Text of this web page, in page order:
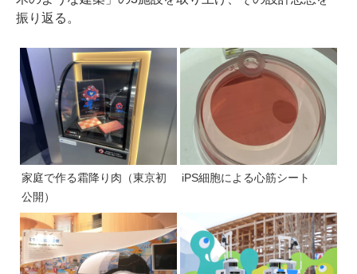
振り返る。
家庭で作る霜降り肉（東京初
公開）
iPS細胞による心筋シート